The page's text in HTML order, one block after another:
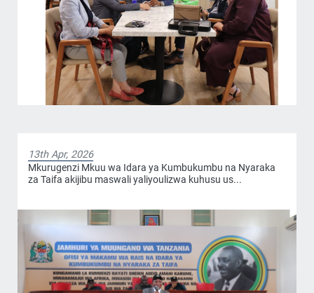
13th Apr, 2026
Mkurugenzi Mkuu wa Idara ya Kumbukumbu na Nyaraka
za Taifa akijibu maswali yaliyoulizwa kuhusu us...